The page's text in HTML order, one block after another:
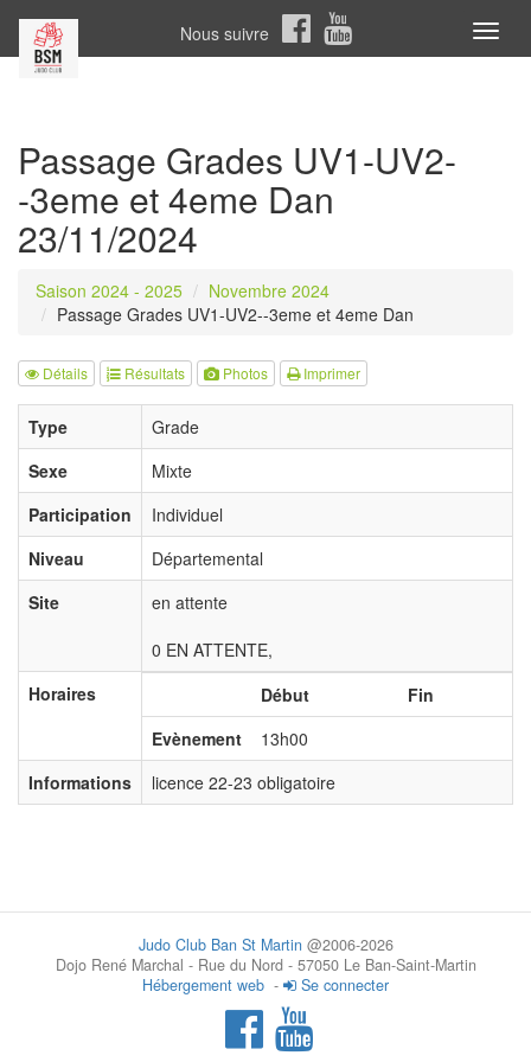
Nous suivre
Passage Grades UV1-UV2-
-3eme et 4eme Dan
23/11/2024
Saison 2024 - 2025
Novembre 2024
Passage Grades UV1-UV2--3eme et 4eme Dan
Détails Résultats Photos Imprimer
Type
Grade
Sexe
Mixte
Participation
Individuel
Niveau
Départemental
Site
en attente
0 EN ATTENTE,
Horaires
Début
Fin
Evènement
13h00
Informations
licence 22-23 obligatoire
Judo Club Ban St Martin@2006-2026
Dojo René Marchal - Rue du Nord - 57050 Le Ban-Saint-Martin
Hébergement web - Se connecter